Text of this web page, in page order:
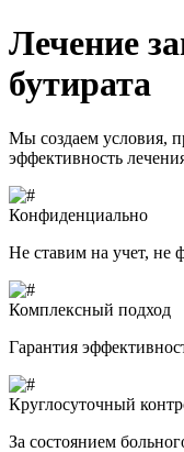
Лечение
бутирата
Мы создаем условия,
эффективность
Конфиденциально
Не ставим на учет, не
Комплексный подход
Гарантия
Круглосуточный
За состоянием